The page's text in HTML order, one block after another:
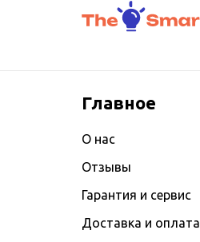
Главное
О нас
Отзывы
Гарантия и сервис
Доставка и оплата